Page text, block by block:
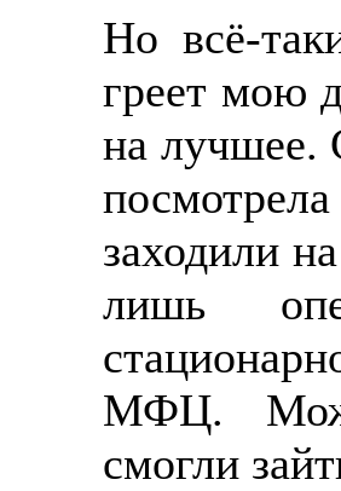
Но всё-
греет мою
на лучшее.
заходили
лишь
МФЦ.
смогли